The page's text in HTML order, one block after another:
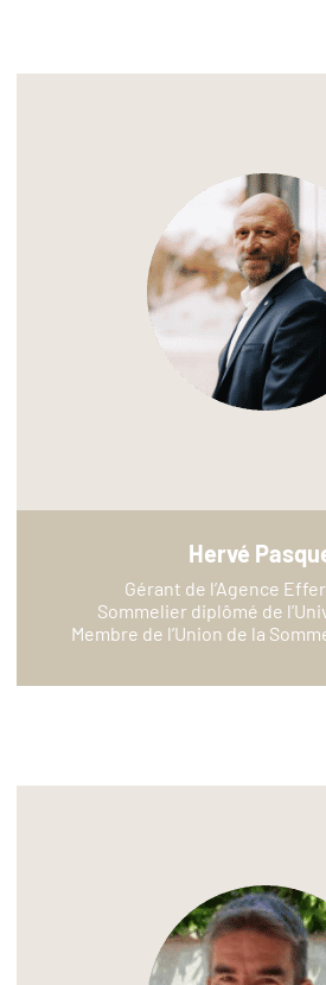
Hervé
Gérant de l’Agence
Sommelier diplômé de
Membre de l’Union de la